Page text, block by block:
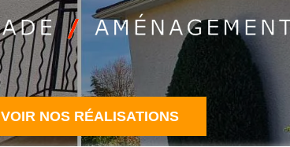
VOIR NOS RÉALISATIONS